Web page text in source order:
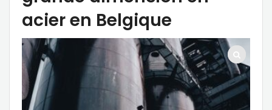
acier en Belgique